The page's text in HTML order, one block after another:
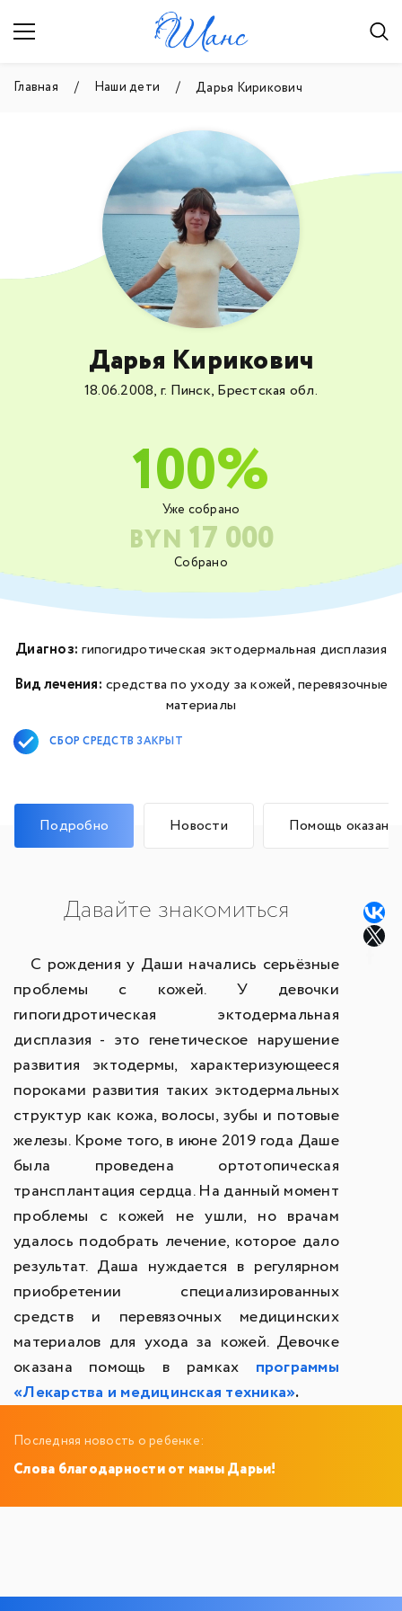
Главная Наши дети Дарья Кирикович
Собрано
BYN 17 000
Уже собрано
100%
Дарья Кирикович
18.06.2008, г. Пинск, Брестская обл.
Диагноз: гипогидротическая эктодермальная дисплазия
Вид лечения: средства по уходу за кожей, перевязочные
материалы
СБОР СРЕДСТВ ЗАКРЫТ
Подробно Новости Помощь оказана
Давайте знакомиться
С рождения у Даши начались серьёзные
проблемы с кожей. У девочки
гипогидротическая эктодермальная
дисплазия - это генетическое нарушение
развития эктодермы, характеризующееся
пороками развития таких эктодермальных
структур как кожа, волосы, зубы и потовые
железы. Кроме того, в июне 2019 года Даше
была проведена ортотопическая
трансплантация сердца. На данный момент
проблемы с кожей не ушли, но врачам
удалось подобрать лечение, которое дало
результат. Даша нуждается в регулярном
приобретении специализированных
средств и перевязочных медицинских
материалов для ухода за кожей. Девочке
оказана помощь в рамках программы
«Лекарства и медицинская техника».
Последняя новость о ребенке:
Слова благодарности от мамы Дарьи!